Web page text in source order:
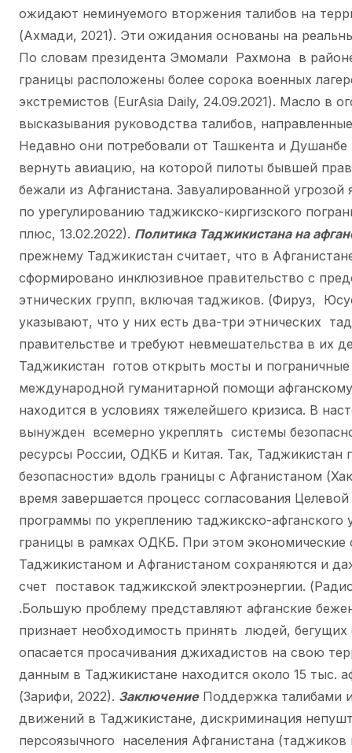
ожидают неминуемого вторжения талибов на
(Ахмади, 2021). Эти ожидания основаны на
По словам президента Эмомали Рахмона в
границы расположены более сорока военных
экстремистов (EurAsia Daily, 24.09.2021). Масло в
высказывания руководства талибов,
Недавно они потребовали от Ташкента и
вернуть авиацию, на которой пилоты бывшей
бежали из Афганистана. Завуалированной угрозой
по урегулированию таджикско-киргизского
плюс, 13.02.2022). Политика Таджикистана на
прежнему Таджикистан считает, что в
сформировано инклюзивное правительство с
этнических групп, включая таджиков. (Фируз,
указывают, что у них есть два-три этнических
правительстве и требуют невмешательства в их
Таджикистан готов открыть мосты и
международной гуманитарной помощи
находится в условиях тяжелейшего кризиса. В
вынужден всемерно укреплять системы
ресурсы России, ОДКБ и Китая. Так, Таджикистан
безопасности» вдоль границы с Афганистаном
время завершается процесс согласования
программы по укреплению таджикско-афганского
границы в рамках ОДКБ. При этом экономические
Таджикистаном и Афганистаном сохраняются и
счет поставок таджикской электроэнергии.
.Большую проблему представляют афганские
признает необходимость принять людей,
опасается просачивания джихадистов на свою
данным в Таджикистане находится около 15 тыс.
(Зарифи, 2022). ЗаключениеПоддержка талибами
движений в Таджикистане, дискриминация
персоязычного населения Афганистана (таджиков